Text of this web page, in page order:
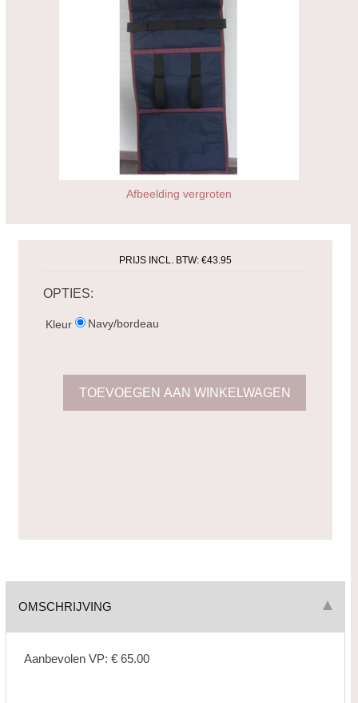
Afbeelding vergroten
PRIJS INCL. BTW:€43.95
OPTIES:
Kleur Navy/bordeau
OMSCHRIJVING
Aanbevolen VP: € 65.00